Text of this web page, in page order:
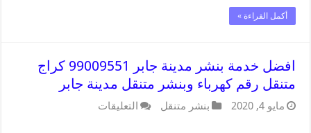
أكمل القراءة »
افضل خدمة بنشر مدينة جابر 99009551 كراج
متنقل رقم كهرباء وبنشر متنقل مدينة جابر
مايو 4, 2020 بنشر متنقل التعليقات